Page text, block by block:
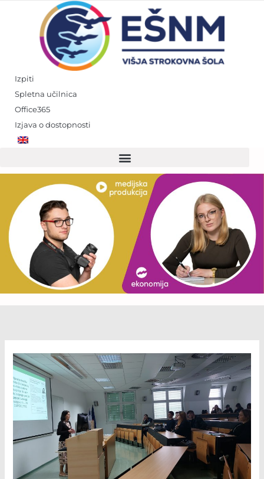
Izpiti
Spletna učilnica
Office365
Izjava o dostopnosti